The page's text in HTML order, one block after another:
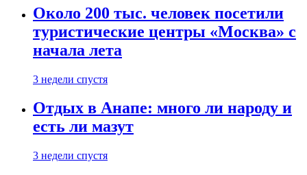
Около 200 тыс. человек посетили
туристические центры «Москва» с
начала лета
3 недели спустя
Отдых в Анапе: много ли народу и
есть ли мазут
3 недели спустя